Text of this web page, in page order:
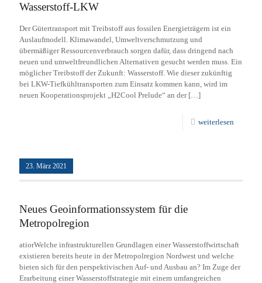
Wasserstoff-LKW
Der Gütertransport mit Treibstoff aus fossilen Energieträgern ist ein
Auslaufmodell. Klimawandel, Umweltverschmutzung und
übermäßiger Ressourcenverbrauch sorgen dafür, dass dringend nach
neuen und umweltfreundlichen Alternativen gesucht werden muss. Ein
möglicher Treibstoff der Zukunft: Wasserstoff. Wie dieser zukünftig
bei LKW-Tiefkühltransporten zum Einsatz kommen kann, wird im
neuen Kooperationsprojekt „H2Cool Prelude“ an der[…]
weiterlesen
23. März 2021
Neues Geoinformationssystem für die
Metropolregion
atiorWelche infrastrukturellen Grundlagen einer Wasserstoffwirtschaft
existieren bereits heute in der Metropolregion Nordwest und welche
bieten sich für den perspektivischen Auf- und Ausbau an? Im Zuge der
Erarbeitung einer Wasserstoffstrategie mit einem umfangreichen